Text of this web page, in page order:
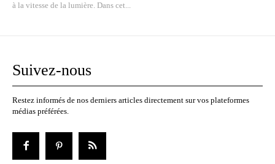
à la vitesse de la lumière. Dans cet...
Suivez-nous
Restez informés de nos derniers articles directement sur vos plateformes
médias préférées.